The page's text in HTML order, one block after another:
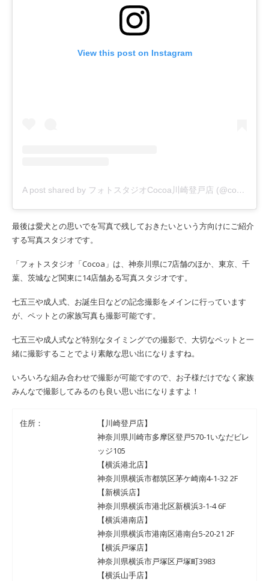
View this post on Instagram
A post shared by フォトスタジオCocoa川崎登戸店 (@cocoanoborito)
最後は愛犬との思いでを写真で残しておきたいという方向けにご紹介
する写真スタジオです。
「フォトスタジオ「Cocoa」は、神奈川県に7店舗のほか、東京、千
葉、茨城など関東に14店舗ある写真スタジオです。
七五三や成人式、お誕生日などの記念撮影をメインに行っています
が、ペットとの家族写真も撮影可能です。
七五三や成人式など特別なタイミングでの撮影で、大切なペットと一
緒に撮影することでより素敵な思い出になりますね。
いろいろな組み合わせで撮影が可能ですので、お子様だけでなく家族
みんなで撮影してみるのも良い思い出になりますよ！
住所：
【川崎登戸店】
神奈川県川崎市多摩区登戸570-1いなだビレ
ッジ105
【横浜港北店】
神奈川県横浜市都筑区茅ケ崎南4-1-32 2F
【新横浜店】
神奈川県横浜市港北区新横浜3-1-4 6F
【横浜港南店】
神奈川県横浜市港南区港南台5-20-21 2F
【横浜戸塚店】
神奈川県横浜市戸塚区戸塚町3983
【横浜山手店】